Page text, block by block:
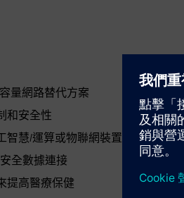
量網路替代方案
和安全性
智慧/運算或物聯網裝置，為未來做
全數據連接
提高醫療保健